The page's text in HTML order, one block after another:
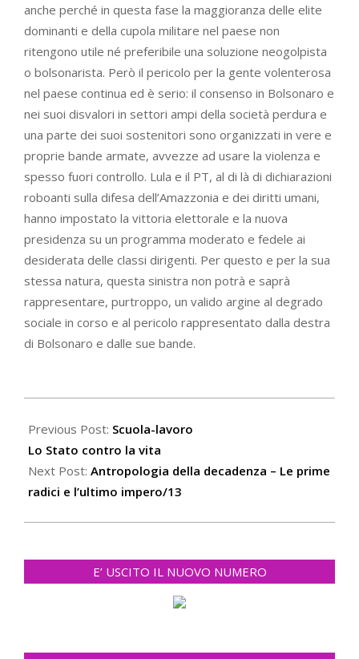
anche perché in questa fase la maggioranza delle elite
dominanti e della cupola militare nel paese non
ritengono utile né preferibile una soluzione neogolpista
o bolsonarista. Però il pericolo per la gente volenterosa
nel paese continua ed è serio: il consenso in Bolsonaro e
nei suoi disvalori in settori ampi della società perdura e
una parte dei suoi sostenitori sono organizzati in vere e
proprie bande armate, avvezze ad usare la violenza e
spesso fuori controllo. Lula e il PT, al di là di dichiarazioni
roboanti sulla difesa dell’Amazzonia e dei diritti umani,
hanno impostato la vittoria elettorale e la nuova
presidenza su un programma moderato e fedele ai
desiderata delle classi dirigenti. Per questo e per la sua
stessa natura, questa sinistra non potrà e saprà
rappresentare, purtroppo, un valido argine al degrado
sociale in corso e al pericolo rappresentato dalla destra
di Bolsonaro e dalle sue bande.
01-
09
Previous Post: Scuola-lavoro
Lo Stato contro la vita
Next Post: Antropologia della decadenza – Le prime
radici e l’ultimo impero/13
E’ USCITO IL NUOVO NUMERO